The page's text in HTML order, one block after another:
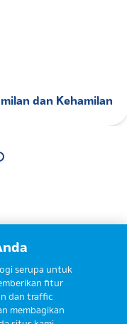
dan Kehamilan
serupa untuk
fitur
dan traffic
membagikan